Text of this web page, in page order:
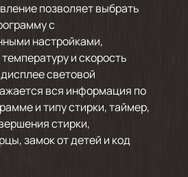
позволяет выбрать
с
настройками,
и скорость
световой
вся информация по
и типу стирки, таймер,
стирки,
замок от детей и код